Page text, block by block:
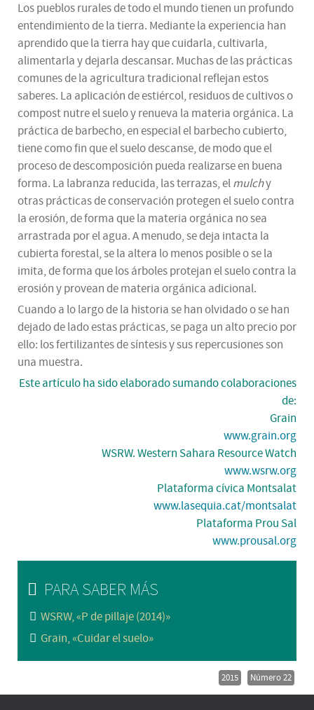
Los pueblos rurales de todo el mundo tienen un profundo
entendimiento de la tierra. Mediante la experiencia han
aprendido que la tierra hay que cuidarla, cultivarla,
alimentarla y dejarla descansar. Muchas de las prácticas
comunes de la agricultura tradicional reflejan estos
saberes. La aplicación de estiércol, residuos de cultivos o
compost nutre el suelo y renueva la materia orgánica. La
práctica de barbecho, en especial el barbecho cubierto,
tiene como fin que el suelo descanse, de modo que el
proceso de descomposición pueda realizarse en buena
forma. La labranza reducida, las terrazas, elmulchy
otras prácticas de conservación protegen el suelo contra
la erosión, de forma que la materia orgánica no sea
arrastrada por el agua. A menudo, se deja intacta la
cubierta forestal, se la altera lo menos posible o se la
imita, de forma que los árboles protejan el suelo contra la
erosión y provean de materia orgánica adicional.
Cuando a lo largo de la historia se han olvidado o se han
dejado de lado estas prácticas, se paga un alto precio por
ello: los fertilizantes de síntesis y sus repercusiones son
una muestra.
Este artículo ha sido elaborado sumando colaboraciones
de:
Grain
www.grain.org
WSRW. Western Sahara Resource Watch
www.wsrw.org
Plataforma cívica Montsalat
www.lasequia.cat/montsalat
Plataforma Prou Sal
www.prousal.org
PARA SABER MÁS
WSRW, «P de pillaje (2014)»
Grain, «Cuidar el suelo»
2015 Número 22